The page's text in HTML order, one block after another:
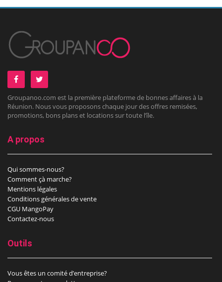
Groupanoo.com est la première plateforme de bonnes affaires à la
Réunion. Nous vous proposons chaque jour des offres remisées,
promotions, bons plans et locations sur toute l’île.
A propos
Qui sommes-nous?
Comment çà marche?
Mentions légales
Conditions générales de vente
CGU MangoPay
Contactez-nous
Outils
Vous êtes un comité d’entreprise?